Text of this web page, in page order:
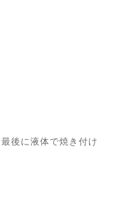
後に液体で焼き付け